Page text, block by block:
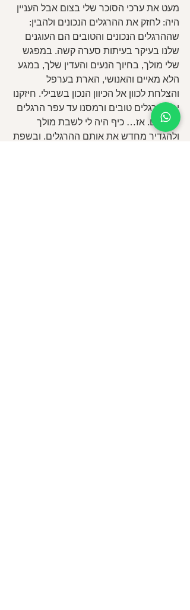
מעט את ערכי הסוכר שלי בצום אבל העניין
היה: לחזק את ההרגלים הנכונים ולהבין:
שההרגלים הנכונים והטובים הם העוגנים
שלנו בעיקר בעיתות סערה קשה. במפגש
שלי מולך, בחיוך הנעים והעדין שלך, במגע
הלא מאיים והאנושי, הארת בערפל
והצלחת לכוון אל הכיוון הנכון בשבילי. חיזקנו
יחד הרגלים טובים ורמסנו עד עפר הרגלים
פושעים. אז… כיף היה לי לשבת מולך
ולהגדיר מחדש את אותם ההרגלים. ובשפת